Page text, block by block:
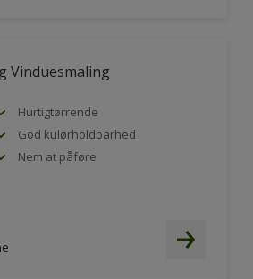
Vinduesmaling
Hurtigtørrende
God kulørholdbarhed
Nem at påføre